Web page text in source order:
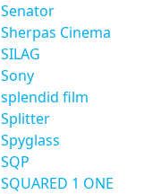
Senator
Sherpas Cinema
SILAG
Sony
splendid film
Splitter
Spyglass
SQP
SQUARED 1 ONE